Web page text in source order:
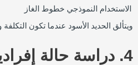
الاستخدام النموذجي خطوط الغاز
ويتألق الحديد الأسود عندما تكون
4. دراسة حالة إفرادية: تركيب خط الغاز السكني